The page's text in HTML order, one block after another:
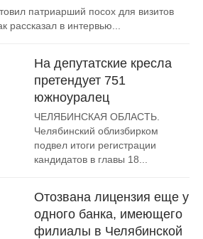
патриарший посох для визитов
рассказал в интервью...
На депутатские кресла
претендует 751
южноуралец
ЧЕЛЯБИНСКАЯ ОБЛАСТЬ.
Челябинский облизбирком
подвел итоги регистрации
кандидатов в главы 18...
Отозвана лицензия еще у
одного банка, имеющего
филиалы в Челябинской